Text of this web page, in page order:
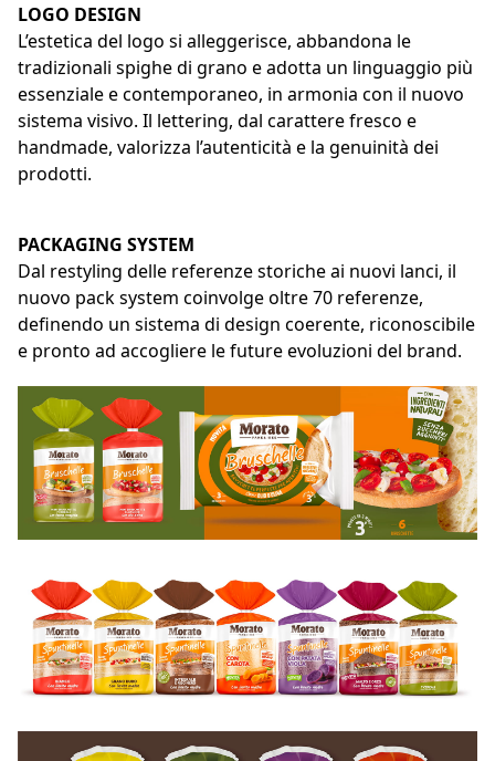
LOGO DESIGN
L’estetica del logo si alleggerisce, abbandona le
tradizionali spighe di grano e adotta un linguaggio più
essenziale e contemporaneo, in armonia con il nuovo
sistema visivo. Il lettering, dal carattere fresco e
handmade, valorizza l’autenticità e la genuinità dei
prodotti.
PACKAGING SYSTEM
Dal restyling delle referenze storiche ai nuovi lanci, il
nuovo pack system coinvolge oltre 70 referenze,
definendo un sistema di design coerente, riconoscibile
e pronto ad accogliere le future evoluzioni del brand.